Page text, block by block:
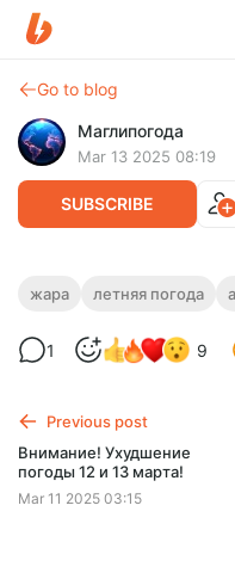
Go to blog
Маглипогода
Mar 13 2025 08:19
SUBSCRIBE
В Приморье
В ближайшие двое
$3.2
жара летняя погода
1 9
Previous post
Внимание! Ухудшение
погоды 12 и 13 марта!
Mar 11 2025 03:15